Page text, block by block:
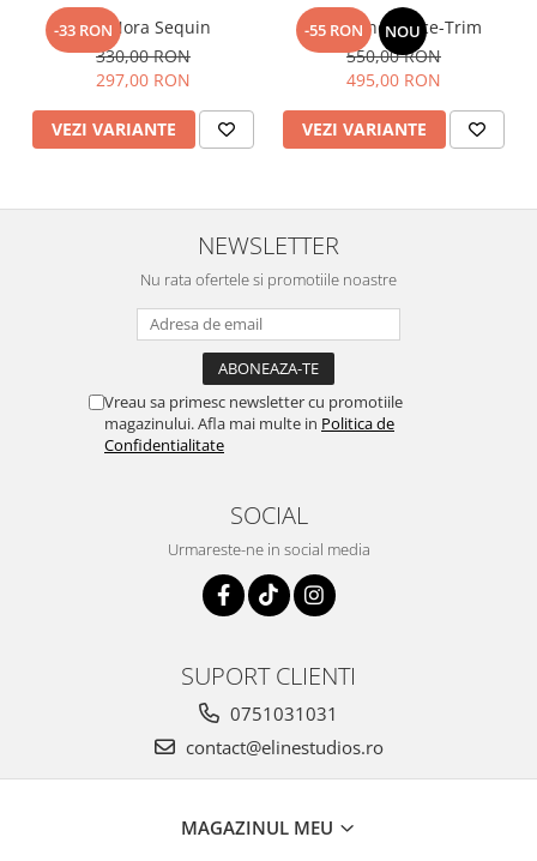
-33 RONTop Nora Sequin
330,00 RON
297,00 RON
VEZI VARIANTE
-55 RON NOU
Fusta Linen Lace-Trim
550,00 RON
495,00 RON
VEZI VARIANTE
NEWSLETTER
Nu rata ofertele si promotiile noastre
Vreau sa primesc newsletter cu promotiile
magazinului. Afla mai multe in Politica de
Confidentialitate
SOCIAL
Urmareste-ne in social media
SUPORT CLIENTI
0751031031
contact@elinestudios.ro
MAGAZINUL MEU